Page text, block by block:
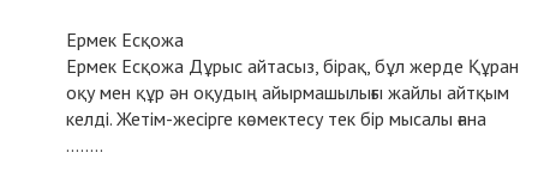
Ермек Есқожа
Ермек Есқожа Дұрыс айтасыз, бірақ, бұл жерде Құран
оқу мен құр ән оқудың айырмашылығы жайлы айтқым
келді. Жетім-жесірге көмектесу тек бір мысалы ғана
........